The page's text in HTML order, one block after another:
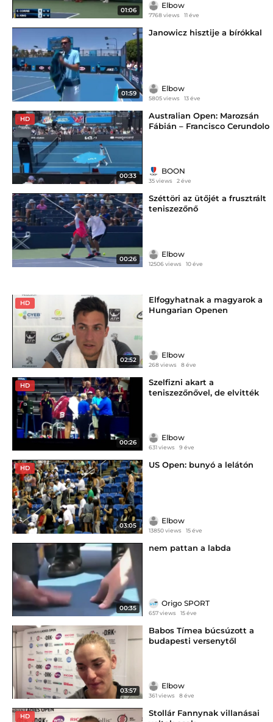
01:06
Elbow
7768 views 11 éve
01:59
Janowicz hisztije a bírókkal
Elbow
5805 views 13 éve
HD
00:33
Australian Open: Marozsán
Fábián – Francisco Cerundolo
BOON
35 views 2 éve
00:26
Széttöri az ütőjét a frusztrált
teniszezőnő
Elbow
12506 views 10 éve
HD
02:52
Elfogyhatnak a magyarok a
Hungarian Openen
Elbow
268 views 8 éve
HD
00:26
Szelfizni akart a
teniszezőnővel, de elvitték
Elbow
631 views 9 éve
HD
03:05
US Open: bunyó a lelátón
Elbow
13850 views 15 éve
00:35
nem pattan a labda
Origo SPORT
657 views 15 éve
03:57
Babos Tímea búcsúzott a
budapesti versenytől
Elbow
361 views 8 éve
HD
Stollár Fannynak villanásai